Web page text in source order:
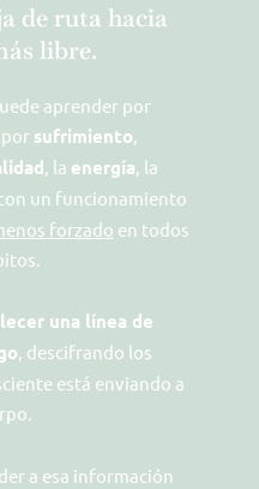
de ruta hacia
libre.
aprender por
sufrimiento,
, la energía, la
un funcionamiento
forzado en todos
una línea de
, descifrando los
está enviando a
a esa información